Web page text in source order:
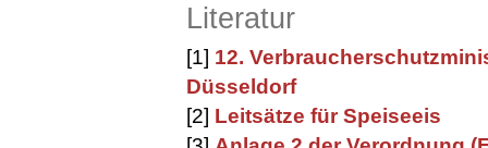
Literatur
[1] 12.
Düsseldorf
[2] Leitsätze für Speiseeis